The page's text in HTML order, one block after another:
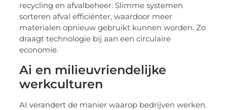
recycling en afvalbeheer. Slimme systemen
sorteren afval efficiënter, waardoor meer
materialen opnieuw gebruikt kunnen worden. Zo
draagt technologie bij aan een circulaire
economie.
Ai en milieuvriendelijke
werkculturen
AI verandert de manier waarop bedrijven werken.